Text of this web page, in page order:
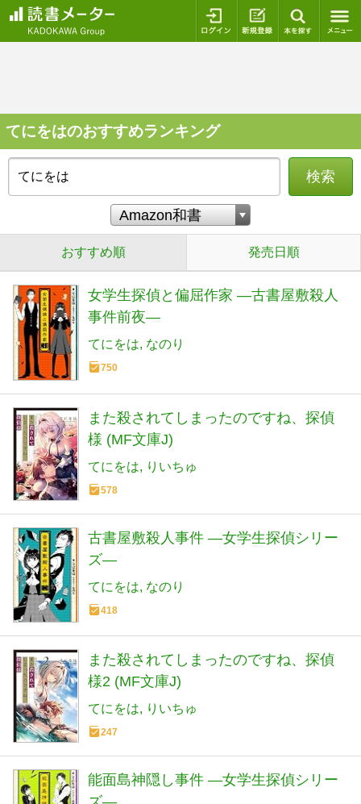
ログイン 新規登録
てにをはのおすすめランキング
検索
おすすめ順 発売日順
女学生探偵と偏屈作家 ―古書屋敷殺人
事件前夜―
てにをは なのり
750
また殺されてしまったのですね、探偵
様 (MF文庫J)
てにをは りいちゅ
578
古書屋敷殺人事件 ―女学生探偵シリー
ズ―
てにをは なのり
418
また殺されてしまったのですね、探偵
様2 (MF文庫J)
てにをは りいちゅ
247
能面島神隠し事件 ―女学生探偵シリー